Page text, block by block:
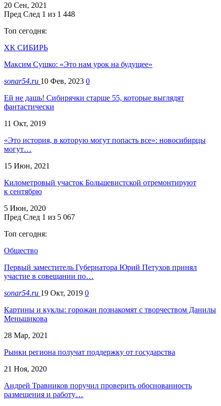
20 Сен, 2021
Пред След 1 из 1 448
Топ сегодня:
ХК СИБИРЬ
Максим Сушко: «Это нам урок на будущее»
sonar54.ru 10 Фев, 2023 0
Ей не дашь! Сибирячки старше 55, которые выглядят
фантастически
11 Окт, 2019
«Это история, в которую могут попасть все»: новосибирцы
могут…
15 Июн, 2021
Километровый участок Большевистской отремонтируют
к сентябрю
5 Июн, 2020
Пред След 1 из 5 067
Топ сегодня:
Общество
Первый заместитель Губернатора Юрий Петухов принял
участие в совещании по…
sonar54.ru 19 Окт, 2019 0
Картины и куклы: горожан познакомят с творчеством Данилы
Меньшикова
28 Мар, 2021
Рынки региона получат поддержку от государства
21 Ноя, 2020
Андрей Травников поручил проверить обоснованность
размещения и работу…